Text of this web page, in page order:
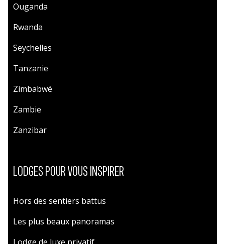
Ouganda
Rwanda
Seychelles
Tanzanie
Zimbabwé
Zambie
Zanzibar
LODGES POUR VOUS INSPIRER
Hors des sentiers battus
Les plus beaux panoramas